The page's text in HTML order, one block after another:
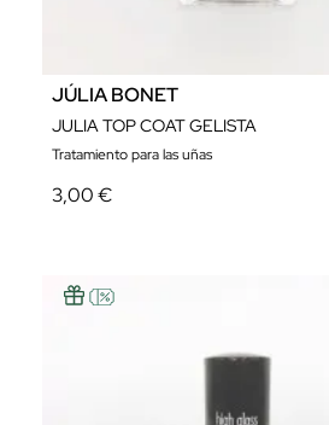
JÚLIA BONET
JULIA TOP COAT GELISTA
Tratamiento para las uñas
3,00 €